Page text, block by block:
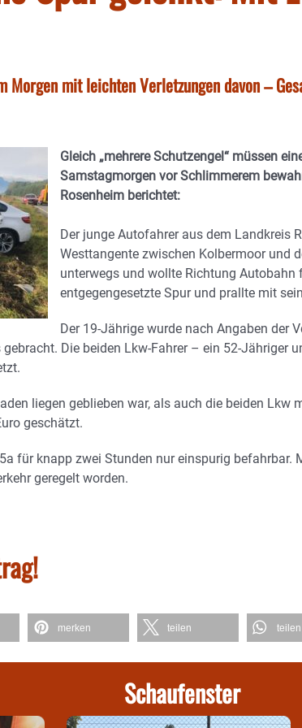
mit leichten Verletzungen davon –
Gleich „mehrere Schutzengel“ müssen
Samstagmorgen vor Schlimmerem
Rosenheim berichtet:
Der junge Autofahrer aus dem Landkreis
Westtangente zwischen Kolbermoor und
unterwegs und wollte Richtung Autobahn
entgegengesetzte Spur und prallte mit
Der 19-Jährige wurde nach Angaben der
Die beiden Lkw-Fahrer – ein 52-Jähriger
liegen geblieben war, als auch die beiden Lkw
geschätzt.
für knapp zwei Stunden nur einspurig befahrbar.
geregelt worden.
merken teilen teilen
Schaufenster